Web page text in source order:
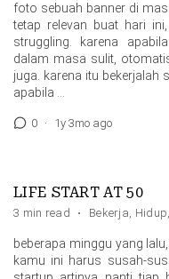
foto sebuah banner di
tetap relevan buat hari
struggling. karena
dalam masa sulit,
juga. karena itu bekerjalah
apabila …
0 · 1y 3mo ago
LIFE START AT 50
3 min read · Bekerja, Hidup,
beberapa minggu yang
kamu ini harus susah-